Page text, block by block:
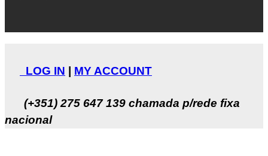
LOG IN MY ACCOUNT
(+351) 275 647 139 chamada p/rede fixa
nacional